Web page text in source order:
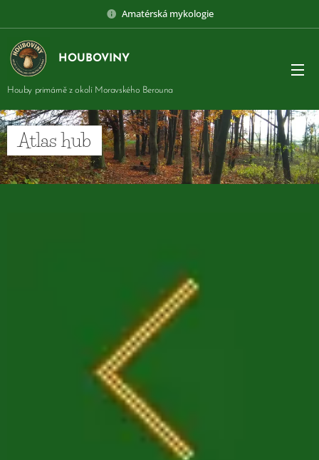
Amatérská mykologie
HOUBOVINY
Houby primárně z okolí Moravského Berouna
Atlas hub